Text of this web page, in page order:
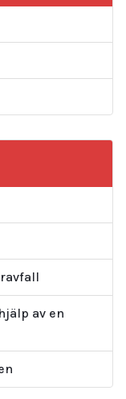
av en